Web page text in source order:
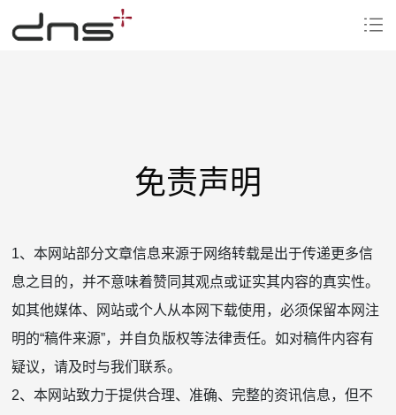
免责声明
1、本网站部分文章信息来源于网络转载是出于传递更多信
息之目的，并不意味着赞同其观点或证实其内容的真实性。
如其他媒体、网站或个人从本网下载使用，必须保留本网注
明的“稿件来源”，并自负版权等法律责任。如对稿件内容有
疑议，请及时与我们联系。
2、本网站致力于提供合理、准确、完整的资讯信息，但不